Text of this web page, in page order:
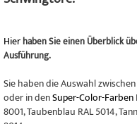
Hierhaben Sie einen Überblick
Ausführung.
Sie haben die Auswahl zwischen
oder in denSuper-Color-Farben
8001, Taubenblau RAL 5014,